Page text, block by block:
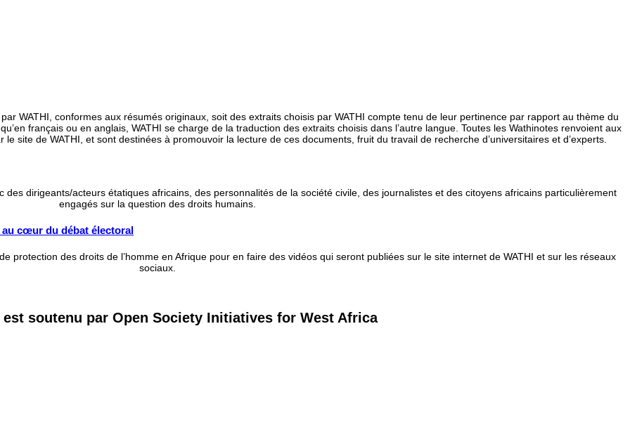
au cœur du débat électoral
WATHI, conformes aux résumés originaux, soit des extraits choisis par WATHI compte tenu de leur pertinence par rapport au thème du
français ou en anglais, WATHI se charge de la traduction des extraits choisis dans l’autre langue. Toutes les Wathinotes renvoient aux
site de WATHI, et sont destinées à promouvoir la lecture de ces documents, fruit du travail de recherche d’universitaires et d’experts.
dirigeants/acteurs étatiques africains, des personnalités de la société civile, des journalistes et des citoyens africains particulièrement
engagés sur la question des droits humains.
protection des droits de l’homme en Afrique pour en faire des vidéos qui seront publiées sur le site internet de WATHI et sur les réseaux
sociaux.
est soutenu par Open Society Initiatives for West Africa